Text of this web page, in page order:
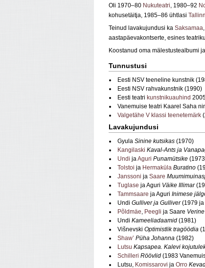
Oli 1970–80 Nukuteatri, 1980–92
kohusetäitja, 1985–86 ühtlasi
Teinud lavakujundusi ka Saksamaa,
aastapäevakontserte, esines
Koostanud oma mälestustealbumi
Tunnustusi
Eesti NSV teeneline kunstnik
Eesti NSV rahvakunstnik (1990)
Eesti teatri kunstnikuauhind
Vanemuise teatri Kaarel Saha
Valgetähe V klassi teenetemärk
Lavakujundusi
Gyula Sinine kutsikas (1970)
Kangilaski Kaval-Ants ja
Undi jaAguri Punamütsike
Tolstoi ja Hermaküla Buratino
Janssoni ja Saare
Tuglase ja Aguri Väike Illimar
Tammsaare ja Aguri Inimese
Undi Gulliver ja Gulliver(1979 ja
Põldmäe, Peegli ja Saare
Undi Kameeliadaamid (1981)
Višnevski Optimistlik tragöödia
Shaw’ Püha Johanna (1982)
Lutsu Kapsapea. Kalevi
Schilleri Röövlid (1983
Lutsu, Komissarovi ja Orro